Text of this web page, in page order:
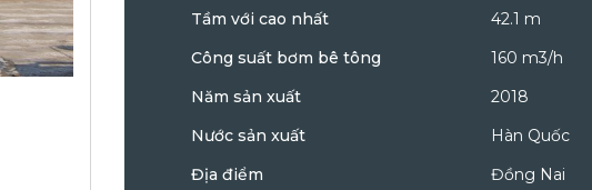
Tầm với cao nhất
42.1 m
Công suất bơm bê tông
160 m3/h
Năm sản xuất
2018
Nước sản xuất
Hàn Quốc
Địa điểm
Đồng Nai